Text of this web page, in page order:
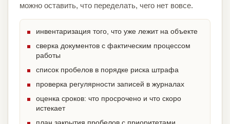
можно оставить, что переделать, чего нет вовсе.
инвентаризация того, что уже лежит на объекте
сверка документов с фактическим процессом
работы
список пробелов в порядке риска штрафа
проверка регулярности записей в журналах
оценка сроков: что просрочено и что скоро
истекает